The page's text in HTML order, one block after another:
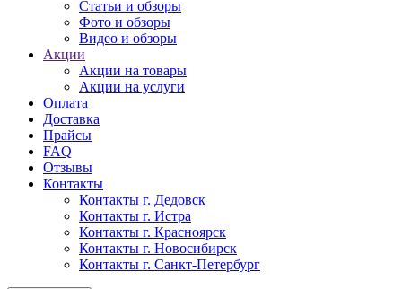
Статьи и обзоры
Фото и обзоры
Видео и обзоры
Акции
Акции на товары
Акции на услуги
Оплата
Доставка
Прайсы
FAQ
Отзывы
Контакты
Контакты г. Дедовск
Контакты г. Истра
Контакты г. Красноярск
Контакты г. Новосибирск
Контакты г. Санкт-Петербург